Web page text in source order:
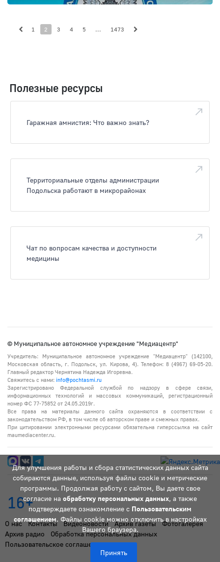
1 2 3 4 5 ... 1473
Полезные ресурсы
Гаражная амнистия: Что важно знать?
Территориальные отделы администрации
Подольска работают в микрорайонах
Чат по вопросам качества и доступности
медицины
Для улучшения работы и сбора статистических данных сайта
собираются данные, используя файлы cookie и метрические
программы. Продолжая работу с сайтом, Вы даете свое
согласие на обработку персональных данных, а также
подтверждаете ознакомление с Пользовательским
соглашением. Файлы cookie можно отключить в настройках
Вашего браузера.
Принять
© Муниципальное автономное учреждение "Медиацентр"
Учредитель: Муниципальное автономное учреждение "Медиацентр" (142100,
Московская область, г. Подольск, ул. Кирова, 4). Телефон: 8 (4967) 69-05-20.
Главный редактор Чернятина Надежда Игоревна.
Свяжитесь с нами: info@pochtasmi.ru
Зарегистрировано Федеральной службой по надзору в сфере связи,
информационных технологий и массовых коммуникаций, регистрационный
номер ФС 77-75852 от 24.05.2019г.
Все права на материалы данного сайта охраняются в соответствии с
законодательством РФ, в том числе об авторском праве и смежных правах.
При цитировании электронными ресурсами обязательна гиперссылка на сайт
maumediacenter.ru.
16+
О нас Контакты Видеоновости Архив газеты
Фотогалерея
Архив радио
Обработка персональных данных
Пользовательское соглашение